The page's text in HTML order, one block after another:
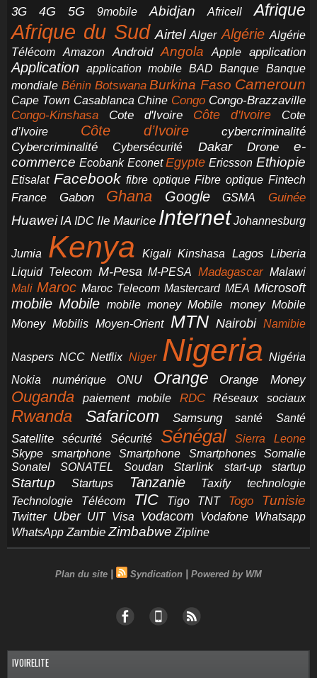
3G 4G 5G 9mobile Abidjan Africell Afrique
Afrique du Sud Airtel Alger Algérie Algérie
Télécom
Amazon Android Angola Apple application
Application application mobile BAD Banque Banque
mondiale Bénin Botswana Burkina Faso Cameroun
Cape Town Casablanca Chine Congo Congo-Brazzaville
Congo-Kinshasa Cote d'Ivoire Côte d'Ivoire
Cote
d’Ivoire
Côte d’Ivoire
cybercriminalité
Cybercriminalité
Cybersécurité Dakar Drone
e-
commerce Ecobank Econet Egypte Ericsson Ethiopie
Etisalat Facebook fibre optique Fibre optique Fintech
France
Gabon Ghana Google GSMA Guinée
Huawei IA IDC Ile Maurice Internet Johannesburg
Jumia Kenya Kigali Kinshasa Lagos Liberia
Liquid Telecom M-Pesa M-PESA Madagascar Malawi
Mali Maroc Maroc Telecom Mastercard MEA Microsoft
mobile Mobile mobile money Mobile money Mobile
Money Mobilis Moyen-Orient MTN Nairobi Namibie
Naspers NCC Netflix Niger Nigeria Nigéria
Nokia
numérique ONU Orange Orange Money
Ouganda paiement mobile RDC Réseaux sociaux
Rwanda Safaricom Samsung santé Santé
Satellite sécurité Sécurité Sénégal
Sierra Leone
Skype
smartphone Smartphone Smartphones
Somalie
Sonatel
SONATEL Soudan Starlink start-up startup
Startup Startups Tanzanie Taxify
technologie
Technologie
Télécom TIC Tigo TNT Togo Tunisie
Twitter Uber UIT Visa Vodacom Vodafone Whatsapp
WhatsApp Zambie Zimbabwe Zipline
Plan du site | Syndication | Powered by WM
IVOIRELITE